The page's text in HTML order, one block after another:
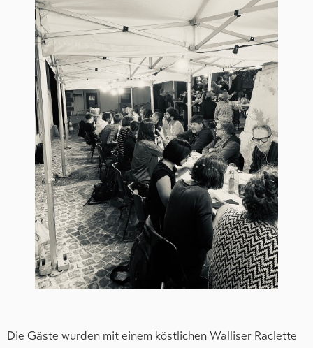
Die Gäste wurden mit einem köstlichen Walliser Raclette